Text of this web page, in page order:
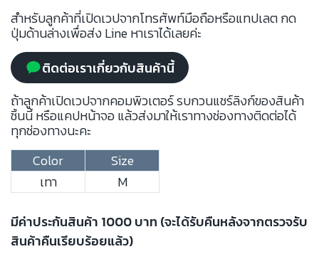
สำหรับลูกค้าที่เปิดเวปจากโทรศัพท์มือถือหรือแทปเลต กด
ปุ่มด้านล่างเพื่อส่ง Line หาเราได้เลยค่ะ
ติดต่อเราเกี่ยวกับสินค้านี้
ถ้าลูกค้าเปิดเวปจากคอมพิวเตอร์ รบกวนแชร์ลิงก์ของสินค้า
ชิ้นนี้ หรือแคปหน้าจอ แล้วส่งมาให้เราทางช่องทางติดต่อได้
ทุกช่องทางนะคะ
Color
Size
เทา
M
มีค่าประกันสินค้า 1000 บาท (จะได้รับคืนหลังจากตรวจรับ
สินค้าคืนเรียบร้อยแล้ว)